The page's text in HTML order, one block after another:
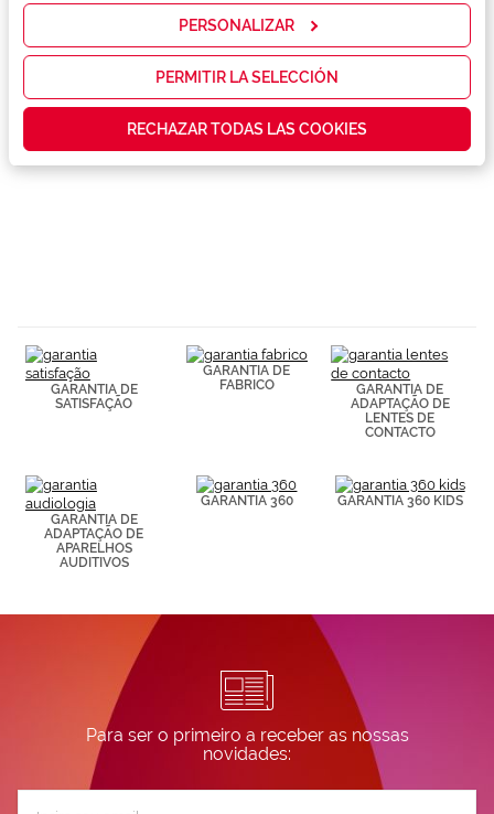
las
que realmente
contenidos
personalizados
Puedes
consultar más
información en
nuestra
PERSONALIZAR
PERMITIR LA SELECCIÓN
RECHAZAR TODAS LAS COOKIES
Conselhos
Serviços exclusivos
GARANTIA DE
SATISFAÇÃO
GARANTIA DE
FABRICO
GARANTIA DE
ADAPTAÇÃO DE
LENTES DE
CONTACTO
GARANTIA DE
ADAPTAÇÃO DE
APARELHOS
AUDITIVOS
GARANTIA 360 GARANTIA 360 KIDS
Para ser o primeiro a receber as nossas
novidades: